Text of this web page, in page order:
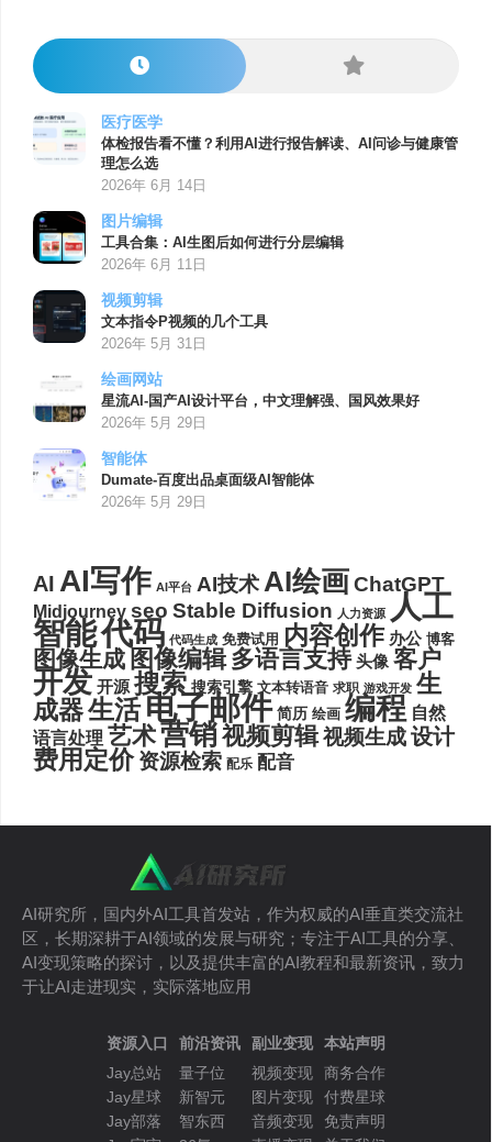
医疗医学
体检报告看不懂？利用AI进行报告解读、AI问诊与健康管
理怎么选
2026年 6月 14日
图片编辑
工具合集：AI生图后如何进行分层编辑
2026年 6月 11日
视频剪辑
文本指令P视频的几个工具
2026年 5月 31日
绘画网站
星流AI-国产AI设计平台，中文理解强、国风效果好
2026年 5月 29日
智能体
Dumate-百度出品桌面级AI智能体
2026年 5月 29日
AI AI写作 AI平台 AI技术AI绘画ChatGPT
Midjourney seo Stable Diffusion 人力资源 人工
智能代码 代码生成 免费试用 内容创作 办公 博客
图像生成 图像编辑 多语言支持 头像 客户
开发 开源 搜索 搜索引擎 文本转语音 求职 游戏开发 生
成器生活电子邮件 简历 绘画 编程 自然
语言处理 艺术营销视频剪辑视频生成设计
费用定价 资源检索 配乐 配音
AI研究所，国内外AI工具首发站，作为权威的AI垂直类交流社
区，长期深耕于AI领域的发展与研究；专注于AI工具的分享、
AI变现策略的探讨，以及提供丰富的AI教程和最新资讯，致力
于让AI走进现实，实际落地应用
资源入口
Jay总站
Jay星球
Jay部落
前沿资讯
量子位
新智元
智东西
副业变现
视频变现
图片变现
音频变现
本站声明
商务合作
付费星球
免责声明